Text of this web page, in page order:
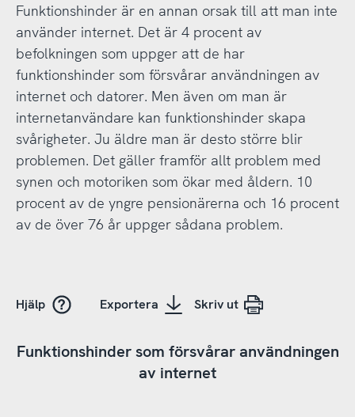
Funktionshinder är en annan orsak till att man inte
använder internet. Det är 4 procent av
befolkningen som uppger att de har
funktionshinder som försvårar användningen av
internet och datorer. Men även om man är
internetanvändare kan funktionshinder skapa
svårigheter. Ju äldre man är desto större blir
problemen. Det gäller framför allt problem med
synen och motoriken som ökar med åldern. 10
procent av de yngre pensionärerna och 16 procent
av de över 76 år uppger sådana problem.
Hjälp Exportera Skriv ut
Funktionshinder som försvårar användningen
av internet